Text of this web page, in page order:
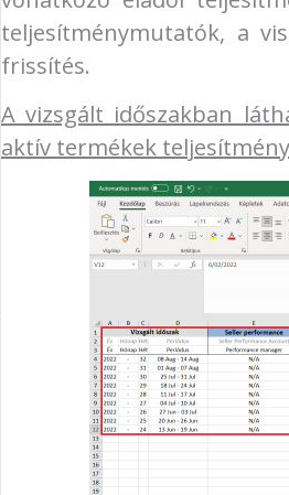
teljesítménymutatók, a
frissítés.
A vizsgált időszakban
aktív termékek